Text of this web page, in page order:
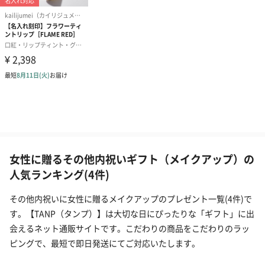
女性に贈るその他内祝いギフト（メイクアップ）の
人気ランキング(4件)
その他内祝いに女性に贈るメイクアップのプレゼント一覧(4件)で
す。【TANP（タンプ）】は大切な日にぴったりな「ギフト」に出
会えるネット通販サイトです。こだわりの商品をこだわりのラッ
ピングで、最短で即日発送にてご対応いたします。